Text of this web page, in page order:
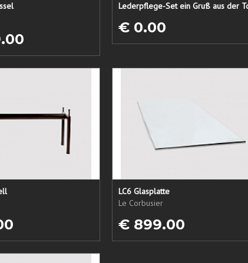
€ 0.00
LC6 Glasplatte
Le Corbusier
€ 899.00